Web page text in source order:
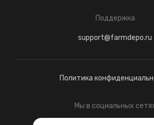
Поддержка
support@farmdepo.ru
Политика
Мы в социальных